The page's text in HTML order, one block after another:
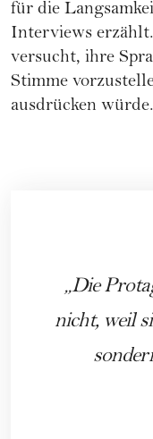
für die
Interviews
versucht, ihre
Stimme
ausdrücken würde.
Die
nicht, weil